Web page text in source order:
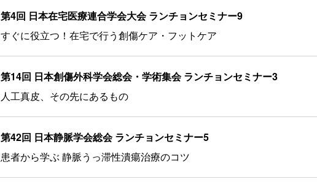
第4回 日本在宅医療連合学会大会 ランチョンセミナー9
すぐに役立つ！在宅で行う創傷ケア・フットケア
第14回 日本創傷外科学会総会・学術集会 ランチョンセミナー3
人工真皮、その先にあるもの
第42回 日本静脈学会総会 ランチョンセミナー5
患者から学ぶ 静脈うっ滞性潰瘍治療のコツ